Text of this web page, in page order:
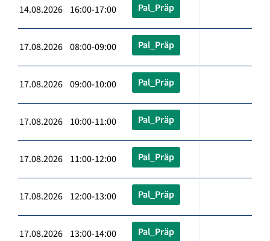
14.08.2026 16:00-17:00 Pal_Präp
17.08.2026 08:00-09:00 Pal_Präp
17.08.2026 09:00-10:00 Pal_Präp
17.08.2026 10:00-11:00 Pal_Präp
17.08.2026 11:00-12:00 Pal_Präp
17.08.2026 12:00-13:00 Pal_Präp
17.08.2026 13:00-14:00 Pal_Präp